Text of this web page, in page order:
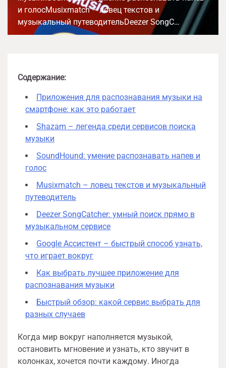
и голосMusixmatch – ловец текстов и
музыкальный путеводительDeezer SongC…
Содержание:
Приложения для распознавания музыки на
смартфоне: как это работает
Shazam – легенда среди сервисов поиска
музыки
SoundHound: умение распознавать напев и
голос
Musixmatch – ловец текстов и музыкальный
путеводитель
Deezer SongCatcher: умный поиск прямо в
музыкальном сервисе
Google Ассистент – быстрый способ узнать,
что играет вокруг
Как выбрать лучшее приложение для
распознавания музыки
Быстрый обзор: какой сервис выбрать для
разных случаев
Когда мир вокруг наполняется музыкой,
остановить мгновение и узнать, кто звучит в
колонках, хочется почти каждому. Иногда